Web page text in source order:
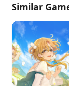
Similar